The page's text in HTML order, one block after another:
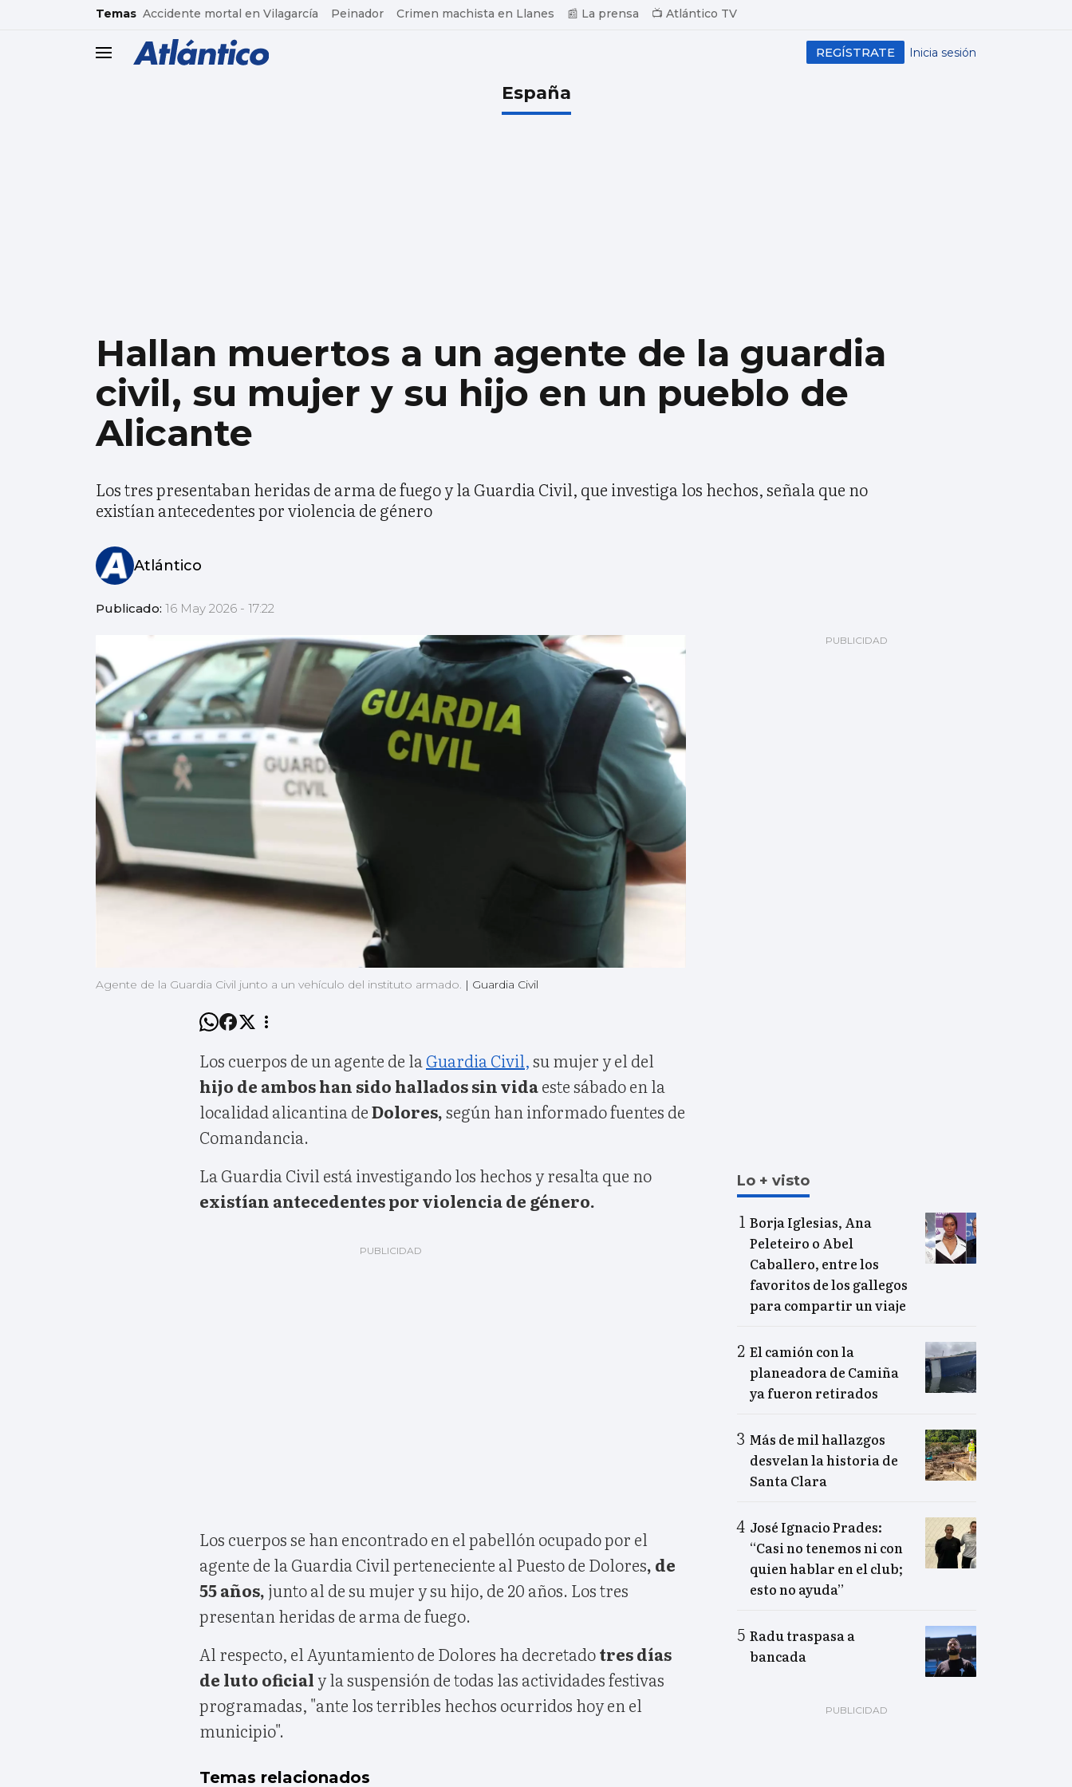
common.go-to-content
Temas Accidente mortal en Vilagarcía Peinador Crimen machista en Llanes 📰 La prensa 📺 Atlántico TV
header.menu.open Inicia sesión
REGÍSTRATE
España
Hallan muertos a un agente de la guardia
civil, su mujer y su hijo en un pueblo de
Alicante
Los tres presentaban heridas de arma de fuego y la Guardia Civil, que investiga los hechos, señala que no
existían antecedentes por violencia de género
Atlántico
Publicado: 16 May 2026 - 17:22
Agente de la Guardia Civil junto a un vehículo del instituto armado. | Guardia Civil
Los cuerpos de un agente de la Guardia Civil,su mujer y el del
hijo de ambos han sido hallados sin vidaeste sábado en la
localidad alicantina deDolores,según han informado fuentes de
Comandancia.
La Guardia Civil está investigando los hechos y resalta que no
existían antecedentes por violencia de género.
Los cuerpos se han encontrado en el pabellón ocupado por el
agente de la Guardia Civil perteneciente al Puesto de Dolores, de
55 años, junto al de su mujer y su hijo, de 20 años. Los tres
presentan heridas de arma de fuego.
Al respecto, el Ayuntamiento de Dolores ha decretadotres días
de luto oficial y la suspensión de todas las actividades festivas
programadas, "ante los terribles hechos ocurridos hoy en el
municipio".
Temas relacionados
Lo + visto
Borja Iglesias, Ana
Peleteiro o Abel
Caballero, entre los
favoritos de los gallegos
para compartir un viaje
El camión con la
planeadora de Camiña
ya fueron retirados
Más de mil hallazgos
desvelan la historia de
Santa Clara
José Ignacio Prades:
“Casi no tenemos ni con
quien hablar en el club;
esto no ayuda”
Radu traspasa a
bancada